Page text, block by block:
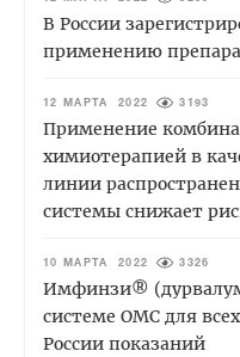
В России
применению
12 МАРТА 2022 3193
Применение
химиотерапией в
линии
системы снижает
10 МАРТА 2022 3326
Имфинзи®
системе ОМС для
России показаний